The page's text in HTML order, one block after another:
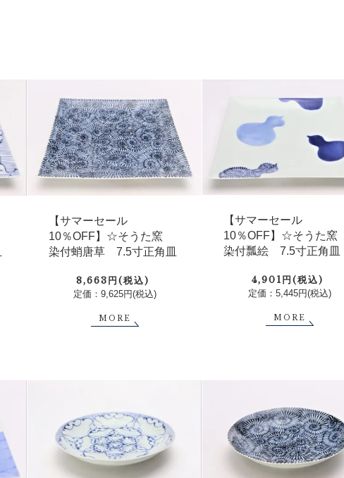
【サマーセール
10％OFF】☆そうた窯
染付蛸唐草 7.5寸正角皿
8,663円(税込)
定価：9,625円(税込)
MORE
【サマーセール
10％OFF】☆そうた窯
染付瓢絵 7.5寸正角皿
4,901円(税込)
定価：5,445円(税込)
MORE